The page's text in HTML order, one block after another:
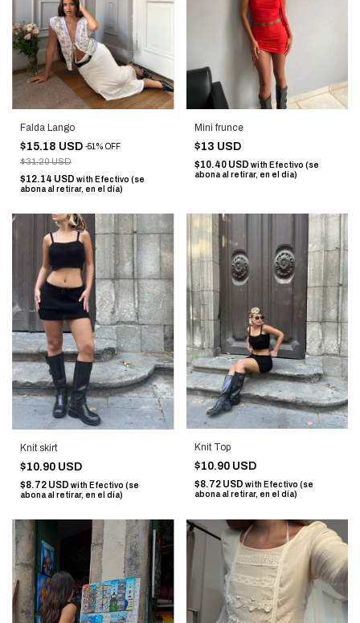
Falda Lango
$15.18 USD -51 % OFF
$31.20 USD
$12.14 USD with Efectivo (se
abona al retirar, en el día)
Mini frunce
$13 USD
$10.40 USD with Efectivo (se
abona al retirar, en el día)
Knit skirt
$10.90 USD
$8.72 USD with Efectivo (se
abona al retirar, en el día)
Knit Top
$10.90 USD
$8.72 USD with Efectivo (se
abona al retirar, en el día)